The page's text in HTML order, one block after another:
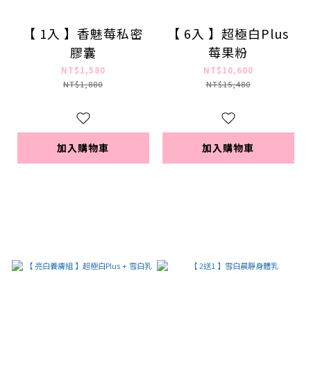
【 1入 】香魅莓私密
膠囊
NT$1,580
NT$1,880
加入購物車
【 6入 】超極白Plus
莓果粉
NT$10,600
NT$15,480
加入購物車